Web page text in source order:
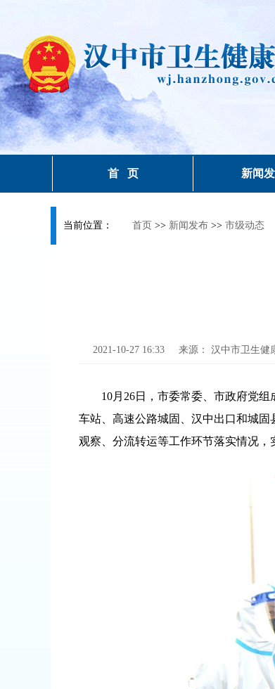
首 页 新闻
当前位置： 首页 >> 新闻发布 >> 市级动态
2021-10-27 16:33 来源： 汉中市卫生健
10月26日，市委常委、市政府党组
车站、高速公路城固、汉中出口和城
观察、分流转运等工作环节落实情况，